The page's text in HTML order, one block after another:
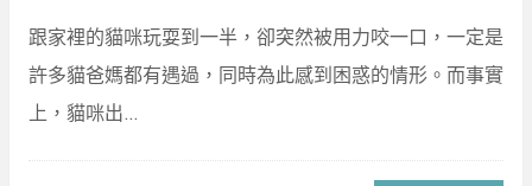
跟家裡的貓咪玩耍到一半，卻突然被用力咬一口，一定是
許多貓爸媽都有遇過，同時為此感到困惑的情形。而事實
上，貓咪出…